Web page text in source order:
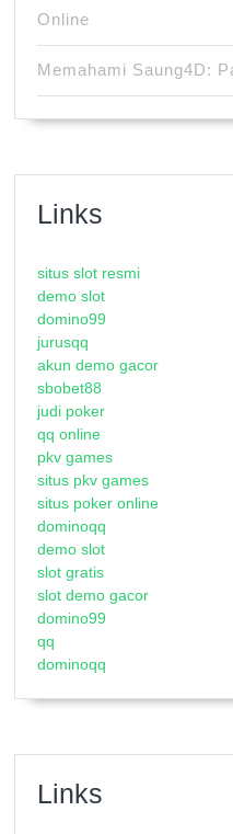
Online
Memahami Saung4D:
Links
situs slot resmi
demo slot
domino99
jurusqq
akun demo gacor
sbobet88
judi poker
qq online
pkv games
situs pkv games
situs poker online
dominoqq
demo slot
slot gratis
slot demo gacor
domino99
qq
dominoqq
Links